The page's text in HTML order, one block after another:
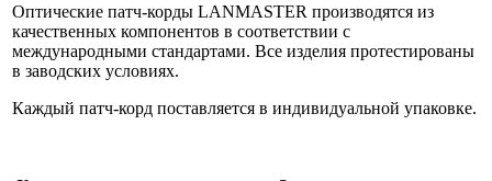
Оптические патч-корды LANMASTER производятся из
качественных компонентов в соответствии с
международными стандартами. Все изделия протестированы
в заводских условиях.
Каждый патч-корд поставляется в индивидуальной упаковке.